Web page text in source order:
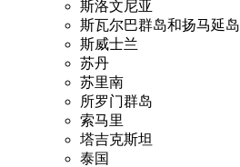
斯洛文尼亚
斯瓦尔巴群岛和扬马延岛
斯威士兰
苏丹
苏里南
所罗门群岛
索马里
塔吉克斯坦
泰国